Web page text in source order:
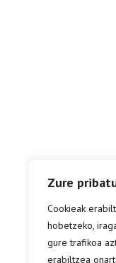
Zure
Cookieak
hobetzeko,
gure trafikoa
erabiltzea